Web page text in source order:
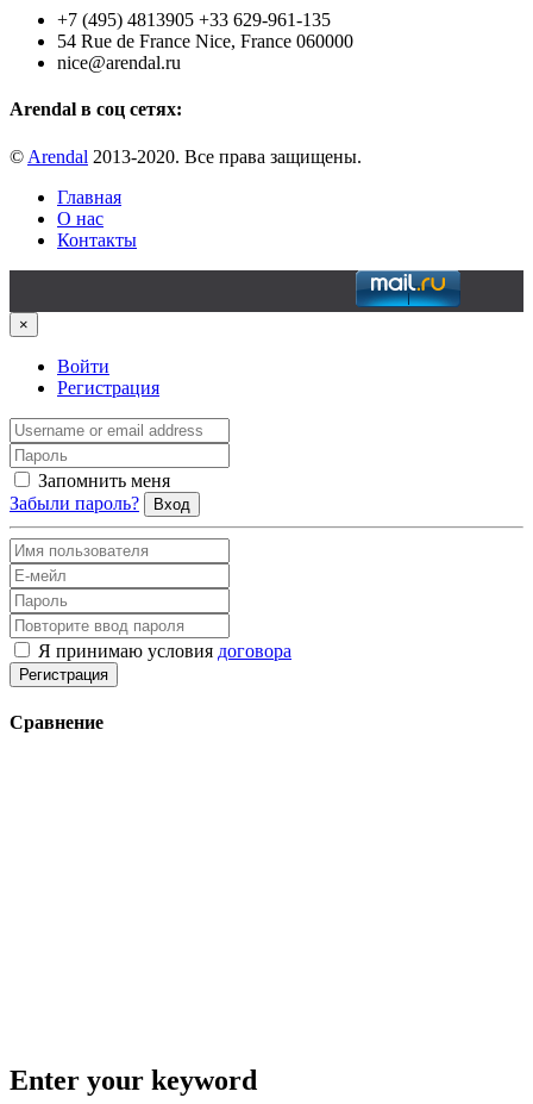
+7 (495) 4813905 +33 629-961-135
54 Rue de France Nice, France 060000
nice@arendal.ru
Arendal в соц сетях:
© Arendal 2013-2020. Все права защищены.
Главная
О нас
Контакты
×
Войти
Регистрация
Запомнить меня
Забыли пароль?
Вход
Я принимаю условия договора
Регистрация
Сравнение
Enter your keyword